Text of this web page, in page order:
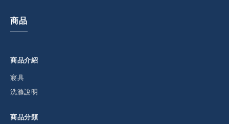
商品
商品介紹
寢具
洗滌說明
商品分類